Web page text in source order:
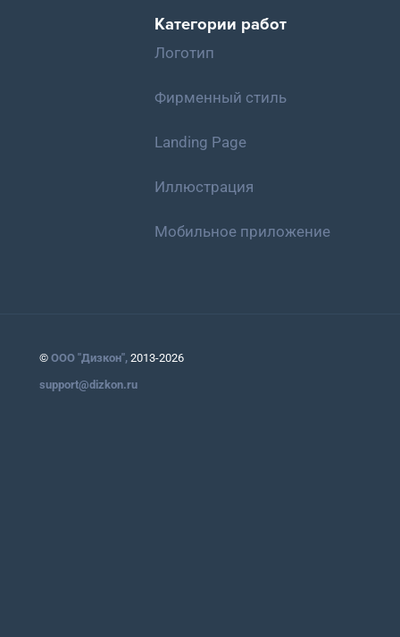
Категории работ
Логотип
Фирменный стиль
Landing Page
Иллюстрация
Мобильное приложение
© ООО "Дизкон",2013-2026
support@dizkon.ru